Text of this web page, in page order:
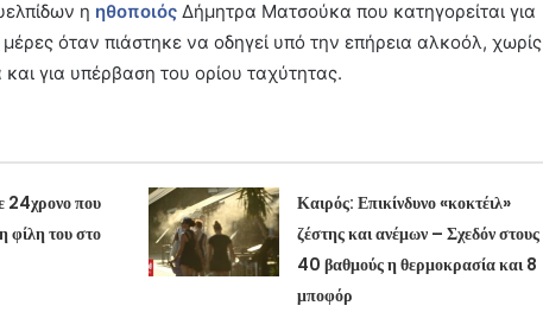
η ηθοποιός Δήμητρα Ματσούκα που κατηγορείται για
όταν πιάστηκε να οδηγεί υπό την επήρεια αλκοόλ, χωρίς
για υπέρβαση του ορίου ταχύτητας.
24χρονο που
φίλη του στο
Καιρός: Επικίνδυνο «κοκτέιλ»
ζέστης και ανέμων – Σχεδόν στους
40 βαθμούς η θερμοκρασία και 8
μποφόρ